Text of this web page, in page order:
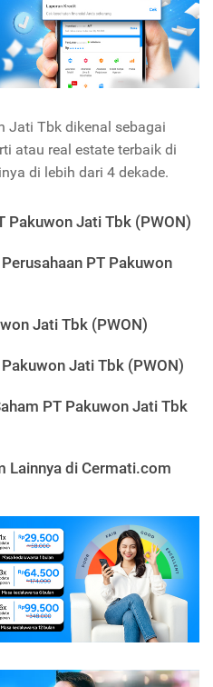
Jati Tbk dikenal sebagai
atau real estate terbaik di
di lebih dari 4 dekade.
Pakuwon Jati Tbk (PWON)
PT Pakuwon
Jati Tbk (PWON)
Jati Tbk (PWON)
PT Pakuwon Jati Tbk
Lainnya di Cermati.com